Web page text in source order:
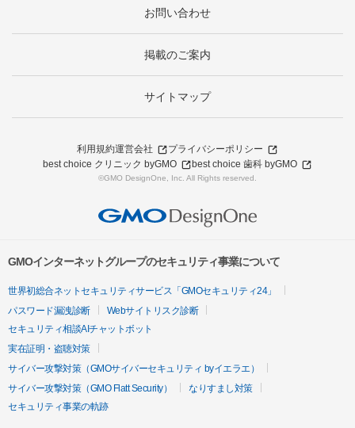
お問い合わせ
掲載のご案内
サイトマップ
利用規約運営会社
プライバシーポリシー
best choice クリニック byGMO
best choice 歯科 byGMO
©GMO DesignOne, Inc. All Rights reserved.
GMOインターネットグループのセキュリティ事業について
世界初総合ネットセキュリティサービス「GMOセキュリティ24」
パスワード漏洩診断
Webサイトリスク診断
セキュリティ相談AIチャットボット
実在証明・盗聴対策
サイバー攻撃対策（GMOサイバーセキュリティ byイエラエ）
サイバー攻撃対策（GMO Flatt Security）
なりすまし対策
セキュリティ事業の軌跡